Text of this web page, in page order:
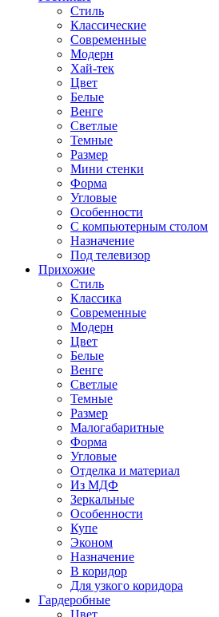
Стиль
Классические
Современные
Модерн
Хай-тек
Цвет
Белые
Венге
Светлые
Темные
Размер
Мини стенки
Форма
Угловые
Особенности
С компьютерным столом
Назначение
Под телевизор
Прихожие
Стиль
Классика
Современные
Модерн
Цвет
Белые
Венге
Светлые
Темные
Размер
Малогабаритные
Форма
Угловые
Отделка и материал
Из МДФ
Зеркальные
Особенности
Купе
Эконом
Назначение
В коридор
Для узкого коридора
Гардеробные
Цвет